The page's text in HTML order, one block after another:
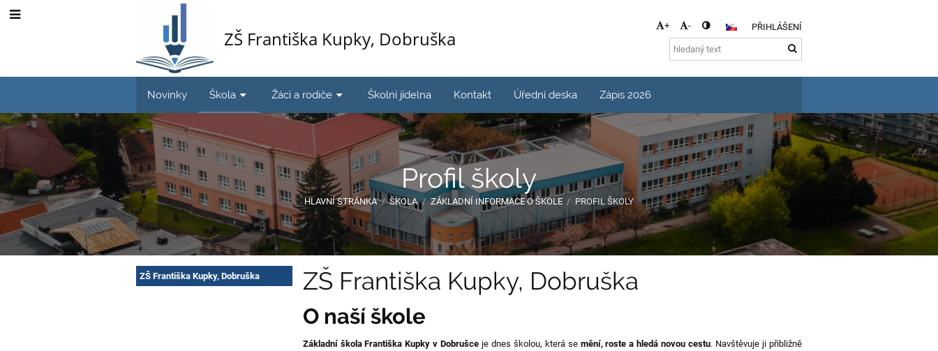
ZŠ Františka Kupky, Dobruška
+ - PŘIHLÁŠENÍ
Novinky Škola Žáci a rodiče Školní jídelna Kontakt Úřední deska Zápis 2026
Profil školy
HLAVNÍ STRÁNKA / ŠKOLA / ZÁKLADNÍ INFORMACE O ŠKOLE / PROFIL ŠKOLY
Profil
ZŠ Františka Kupky, Dobruška ZŠ Františka Kupky, Dobruška
O naší škole
Základní škola Františka Kupky v Dobrušce je dnes školou, která se mění, roste a hledá novou cestu. Navštěvuje ji přibližně